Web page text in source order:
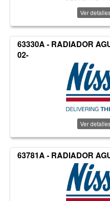
Ver
63330A - RADIADOR
02-
Ver
63781A - RADIADOR